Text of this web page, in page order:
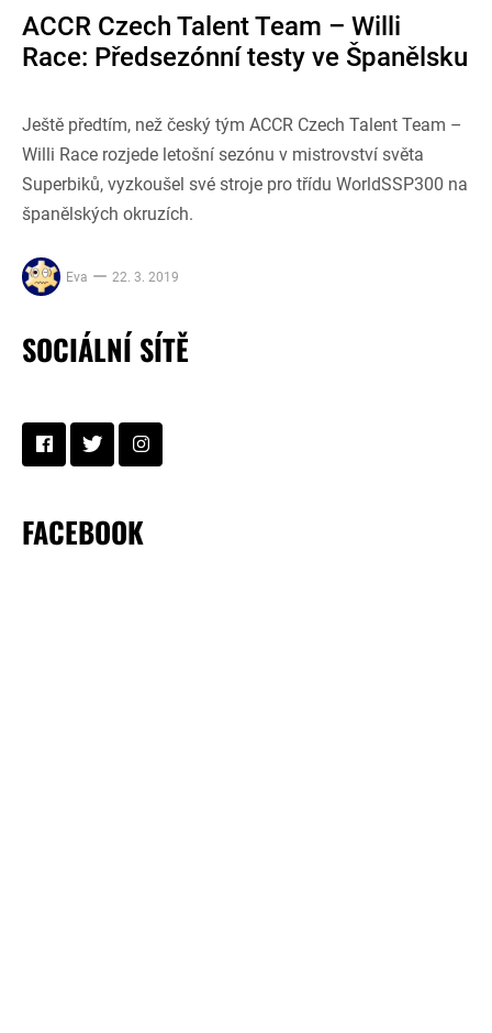
ACCR Czech Talent Team – Willi
Race: Předsezónní testy ve Španělsku
Ještě předtím, než český tým ACCR Czech Talent Team –
Willi Race rozjede letošní sezónu v mistrovství světa
Superbiků, vyzkoušel své stroje pro třídu WorldSSP300 na
španělských okruzích.
Eva 22. 3. 2019
SOCIÁLNÍ SÍTĚ
FACEBOOK